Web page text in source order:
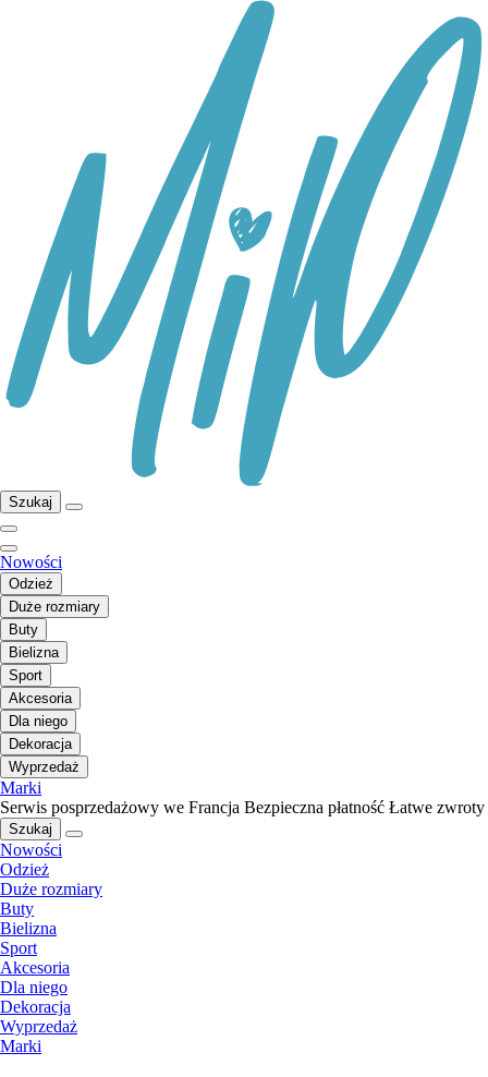
Szukaj
Nowości
Odzież
Duże rozmiary
Buty
Bielizna
Sport
Akcesoria
Dla niego
Dekoracja
Wyprzedaż
Marki
Serwis posprzedażowy we Francja Bezpieczna płatność Łatwe zwroty
Szukaj
Nowości
Odzież
Duże rozmiary
Buty
Bielizna
Sport
Akcesoria
Dla niego
Dekoracja
Wyprzedaż
Marki